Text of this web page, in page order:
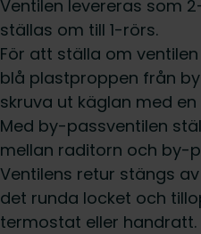
Ventilen levereras som
ställas om till 1-rörs.
För att ställa om
blå plastproppen från
skruva ut käglan med
Med by-passventilen
mellan raditorn och by-
Ventilens retur stängs
det runda locket och
termostat eller handratt.